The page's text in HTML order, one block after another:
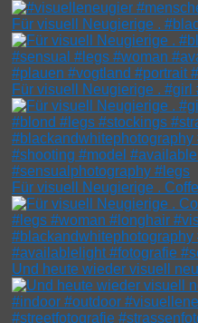
Für visuell Neugierige .
Für visuell Neugierige .
Für visuell Neugierige .
Und heute wieder visuell